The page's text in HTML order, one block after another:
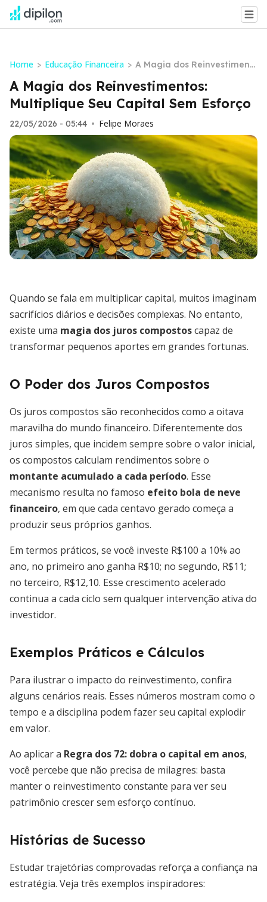
Home > Educação Financeira > A Magia dos Reinvestiment
os: Multiplique Seu Capital S
em Esforço
A Magia dos Reinvestimentos:
Multiplique Seu Capital Sem Esforço
22/05/2026 - 05:44 • Felipe Moraes
Quando se fala em multiplicar capital, muitos imaginam
sacrifícios diários e decisões complexas. No entanto,
existe uma magia dos juros compostoscapaz de
transformar pequenos aportes em grandes fortunas.
O Poder dos Juros Compostos
Os juros compostos são reconhecidos como a oitava
maravilha do mundo financeiro. Diferentemente dos
juros simples, que incidem sempre sobre o valor inicial,
os compostos calculam rendimentos sobre o
montante acumulado a cada período. Esse
mecanismo resulta no famoso efeito bola de neve
financeiro, em que cada centavo gerado começa a
produzir seus próprios ganhos.
Em termos práticos, se você investe R$100 a 10% ao
ano, no primeiro ano ganha R$10; no segundo, R$11;
no terceiro, R$12,10. Esse crescimento acelerado
continua a cada ciclo sem qualquer intervenção ativa do
investidor.
Exemplos Práticos e Cálculos
Para ilustrar o impacto do reinvestimento, confira
alguns cenários reais. Esses números mostram como o
tempo e a disciplina podem fazer seu capital explodir
em valor.
Ao aplicar a Regra dos 72: dobra o capital em anos,
você percebe que não precisa de milagres: basta
manter o reinvestimento constante para ver seu
patrimônio crescer sem esforço contínuo.
Histórias de Sucesso
Estudar trajetórias comprovadas reforça a confiança na
estratégia. Veja três exemplos inspiradores: